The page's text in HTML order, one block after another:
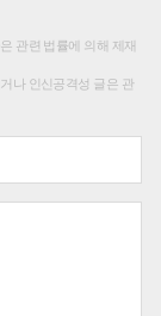
관련 법률에 의해 제재
나 인신공격성 글은 관